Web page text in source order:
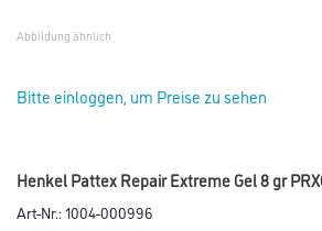
Abbildung ähnlich
Bitte einloggen, um Preise zu sehen
Henkel Pattex Repair Extreme Gel 8 gr
Art-Nr.:1004-000996